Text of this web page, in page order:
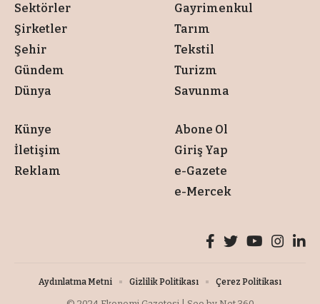
Sektörler
Şirketler
Şehir
Gündem
Dünya
Gayrimenkul
Tarım
Tekstil
Turizm
Savunma
Künye
İletişim
Reklam
Abone Ol
Giriş Yap
e-Gazete
e-Mercek
Aydınlatma Metni Gizlilik Politikası Çerez Politikası